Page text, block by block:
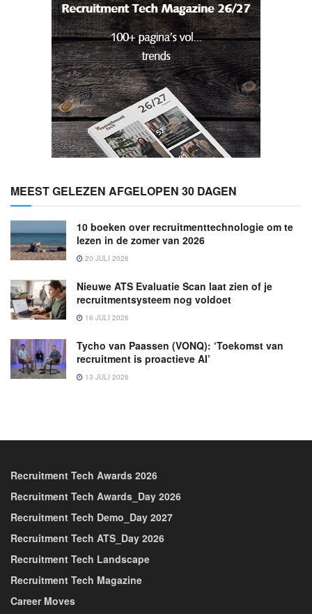
MEEST GELEZEN AFGELOPEN 30 DAGEN
10 boeken over recruitmenttechnologie om te
lezen in de zomer van 2026
20 JULI 2026
Nieuwe ATS Evaluatie Scan laat zien of je
recruitmentsysteem nog voldoet
16 JULI 2026
Tycho van Paassen (VONQ): ‘Toekomst van
recruitment is proactieve AI’
13 JULI 2026
Recruitment Tech Awards 2026
Recruitment Tech Awards_Day 2026
Recruitment Tech Demo_Day 2027
Recruitment Tech ATS_Day 2026
Recruitment Tech Landscape
Recruitment Tech Magazine
Career Moves